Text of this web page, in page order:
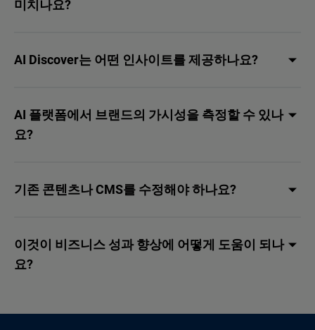
미치나요?
AI Discover는 어떤 인사이트를 제공하나요?
AI 플랫폼에서 브랜드의 가시성을 측정할 수 있나
요?
기존 콘텐츠나 CMS를 수정해야 하나요?
이것이 비즈니스 성과 향상에 어떻게 도움이 되나
요?